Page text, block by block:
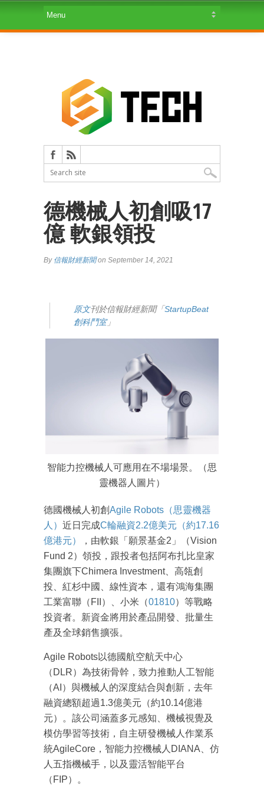
德機械人初創吸17
億 軟銀領投
By 信報財經新聞on September 14, 2021
原文刊於信報財經新聞「StartupBeat
創科鬥室」
智能力控機械人可應用在不場場景。（思
靈機器人圖片）
德國機械人初創Agile Robots（思靈機器
人） 近日完成C輪融資2.2億美元（約17.16
億港元）
，由軟銀「願景基金2」（Vision
Fund 2）領投，跟投者包括阿布扎比皇家
集團旗下Chimera Investment、高瓴創
投、紅杉中國、線性資本，還有鴻海集團
工業富聯（FII）、小米（01810）等戰略
投資者。新資金將用於產品開發、批量生
產及全球銷售擴張。
Agile Robots以德國航空航天中心
（DLR）為技術骨幹，致力推動人工智能
（AI）與機械人的深度結合與創新，去年
融資總額超過1.3億美元（約10.14億港
元）。該公司涵蓋多元感知、機械視覺及
模仿學習等技術，自主研發機械人作業系
統AgileCore，智能力控機械人DIANA、仿
人五指機械手，以及靈活智能平台
（FIP）。